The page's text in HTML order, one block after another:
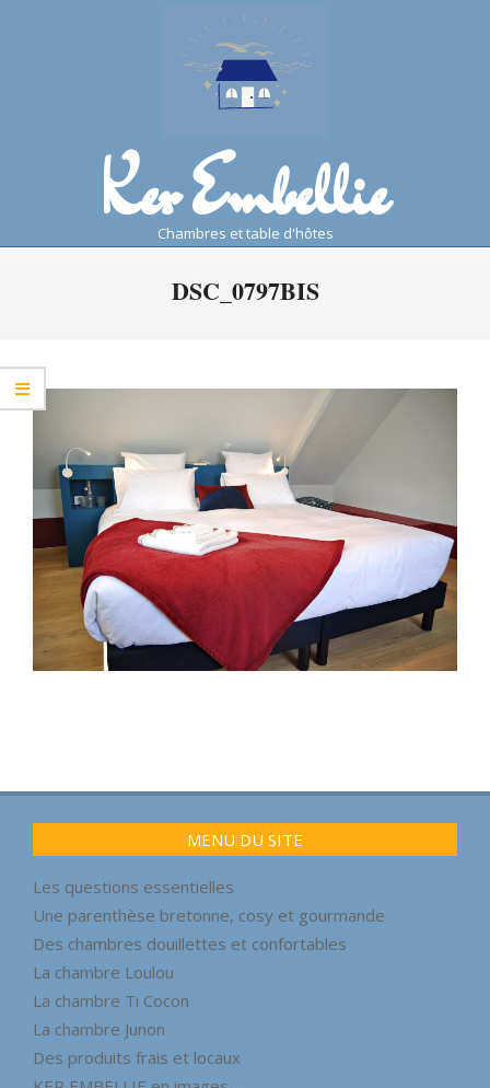
Ker Embellie
chambres et table d'hôtes
DSC_0797BIS
05-
MENU DU SITE
Les questions essentielles
Une parenthèse bretonne, cosy et gourmande
Des chambres douillettes et confortables
La chambre Loulou
La chambre Ti Cocon
La chambre Junon
Des produits frais et locaux